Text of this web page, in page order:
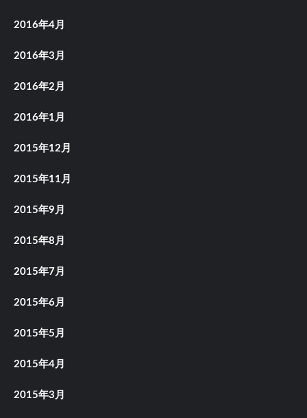
2016年4月
2016年3月
2016年2月
2016年1月
2015年12月
2015年11月
2015年9月
2015年8月
2015年7月
2015年6月
2015年5月
2015年4月
2015年3月